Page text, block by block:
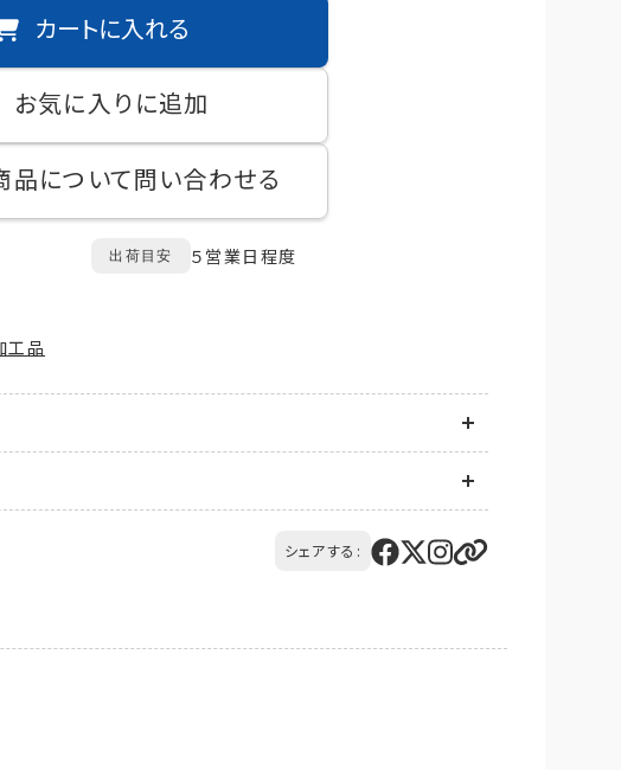
カートに入れる
お気に入りに追加
品について問い合わせる
出荷目安 ５営業日程度
工品
、送料は商品ごとに発生します。
の画面にてお届け先情報をご入力後、送料をご確認いただけ
シェアする: